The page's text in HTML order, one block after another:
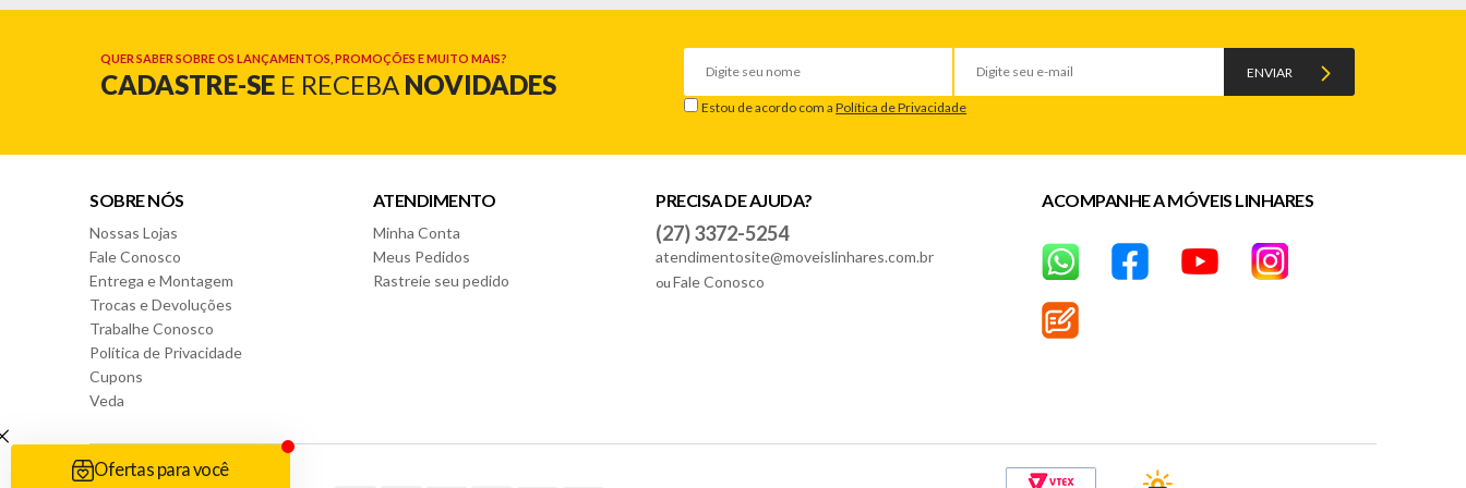
QUER SABER SOBRE OS LANÇAMENTOS, PROMOÇÕES E MUITO MAIS?
CADASTRE-SE E RECEBA NOVIDADES ENVIAR
Estou de acordo com aPolítica de Privacidade
SOBRE NÓS
Nossas Lojas
Fale Conosco
Entrega e Montagem
Trocas e Devoluções
Trabalhe Conosco
Política de Privacidade
Cupons
Veda
ATENDIMENTO
Minha Conta
Meus Pedidos
Rastreie seu pedido
PRECISA DE AJUDA?
(27) 3372-5254
atendimentosite@moveislinhares.com.br
ou Fale Conosco
ACOMPANHE A MÓVEIS LINHARES